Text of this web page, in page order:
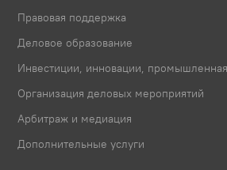
Правовая поддержка
Деловое образование
Инвестиции, инновации,
Организация деловых мероприятий
Арбитраж и медиация
Дополнительные услуги